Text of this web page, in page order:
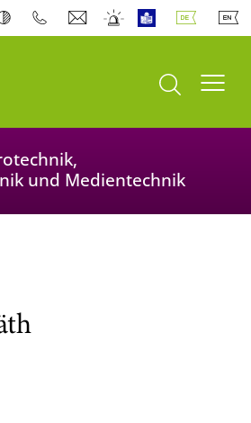
Suche öffnen
und Medientechnik